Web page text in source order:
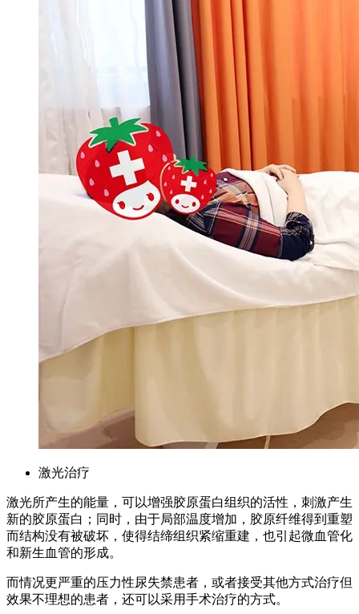
激光治疗
激光所产生的能量，可以增强胶原蛋白组织的活性，刺激产生
新的胶原蛋白；同时，由于局部温度增加，胶原纤维得到重塑
而结构没有被破坏，使得结缔组织紧缩重建，也引起微血管化
和新生血管的形成。
而情况更严重的压力性尿失禁患者，或者接受其他方式治疗但
效果不理想的患者，还可以采用手术治疗的方式。